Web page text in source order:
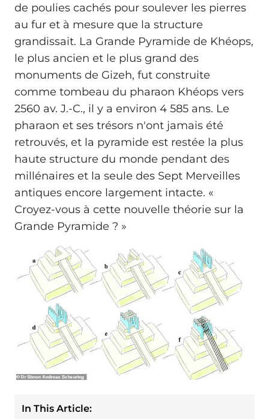
de poulies cachés pour soulever les pierres
au fur et à mesure que la structure
grandissait. La Grande Pyramide de Khéops,
le plus ancien et le plus grand des
monuments de Gizeh, fut construite
comme tombeau du pharaon Khéops vers
2560 av. J.-C., il y a environ 4 585 ans. Le
pharaon et ses trésors n'ont jamais été
retrouvés, et la pyramide est restée la plus
haute structure du monde pendant des
millénaires et la seule des Sept Merveilles
antiques encore largement intacte. «
Croyez-vous à cette nouvelle théorie sur la
Grande Pyramide ? »
In This Article: